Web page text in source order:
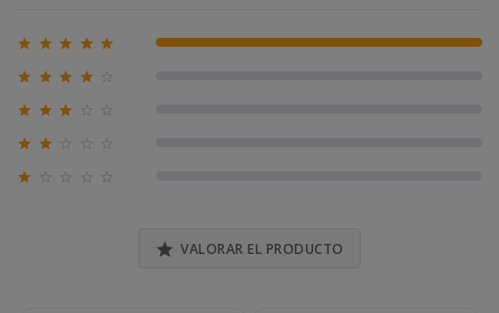
     100% (2)
   
  
 

 VALORAR EL PRODUCTO